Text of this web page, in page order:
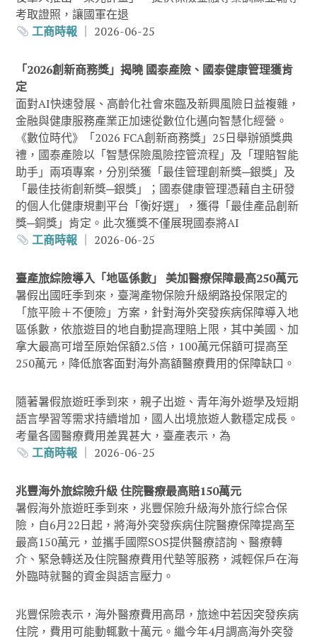
考取證照，讓國軍在退
工商時報｜ 2026-06-25
「2026創新商務獎」揭曉 國泰產險、國泰健康管理獲肯
定
面對AI快速發展、高齡化社會來臨及新興風險日益複雜，
金融與健康服務產業正加速從數位化邁向智慧化經營。
《數位時代》「2026 FCA創新商務獎」25日舉辦頒獎典
禮，國泰產險以「智慧保險風險控管流程」及「理賠智能
助手」兩項專案，分別榮獲「最佳管理創新獎─銀獎」及
「最佳技術創新獎─銀獎」；國泰健康管理憑藉自主研發
的個人化健康規劃平台「衡好選」，獲得「最佳產品創新
獎─銅獎」肯定。此次獲獎不僅展現國泰將AI
工商時報｜ 2026-06-25
臺產旅綜險導入「地區係數」 美加醫療保障最高250萬元
暑假出國旺季到來，臺灣產物保險升級網路投保限定的
「旅平險＋不便險」方案，針對海外突發疾病保障導入地
區係數，依旅遊目的地自動提高理賠上限，其中美國、加
拿大最高可增至原始保額2.5倍，100萬元保額可提高至
250萬元，降低旅客面對海外高額醫療費用的保障缺口。
隨著暑假旅遊旺季到來，親子出遊、青年海外遊學及短期
語言學習等需求持續增加，國人出境旅遊人數穩定成長。
考量各國醫療費用差異甚大，臺產表示，為
工商時報｜ 2026-06-25
兆豐海外旅綜險升級 住院醫療最高賠150萬元
暑假海外旅遊旺季到來，兆豐保險升級海外旅行綜合保
險，自6月22日起，將海外突發疾病住院醫療保障提高至
最高150萬元，並攜手國際SOS提供醫療諮詢、醫療轉
介、緊急轉送及住院醫療費用代墊等服務，減輕保戶在海
外臨時就醫的資金與語言壓力。
兆豐保險表示，海外醫療費用高昂，旅途中若因突發疾病
住院，費用可能動輒數十萬元。繼今年4月調高海外突發